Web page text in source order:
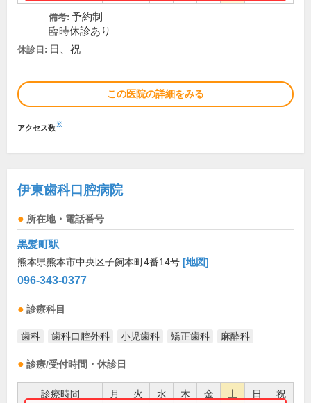
備考: 予約制
臨時休診あり
休診日: 日、祝
この医院の詳細をみる
アクセス数※
伊東歯科口腔病院
所在地・電話番号
黒髪町駅
熊本県熊本市中央区子飼本町4番14号 [地図]
096-343-0377
診療科目
歯科 歯科口腔外科 小児歯科 矯正歯科 麻酔科
診療/受付時間・休診日
診療時間 月 火 水 木 金 土 日 祝